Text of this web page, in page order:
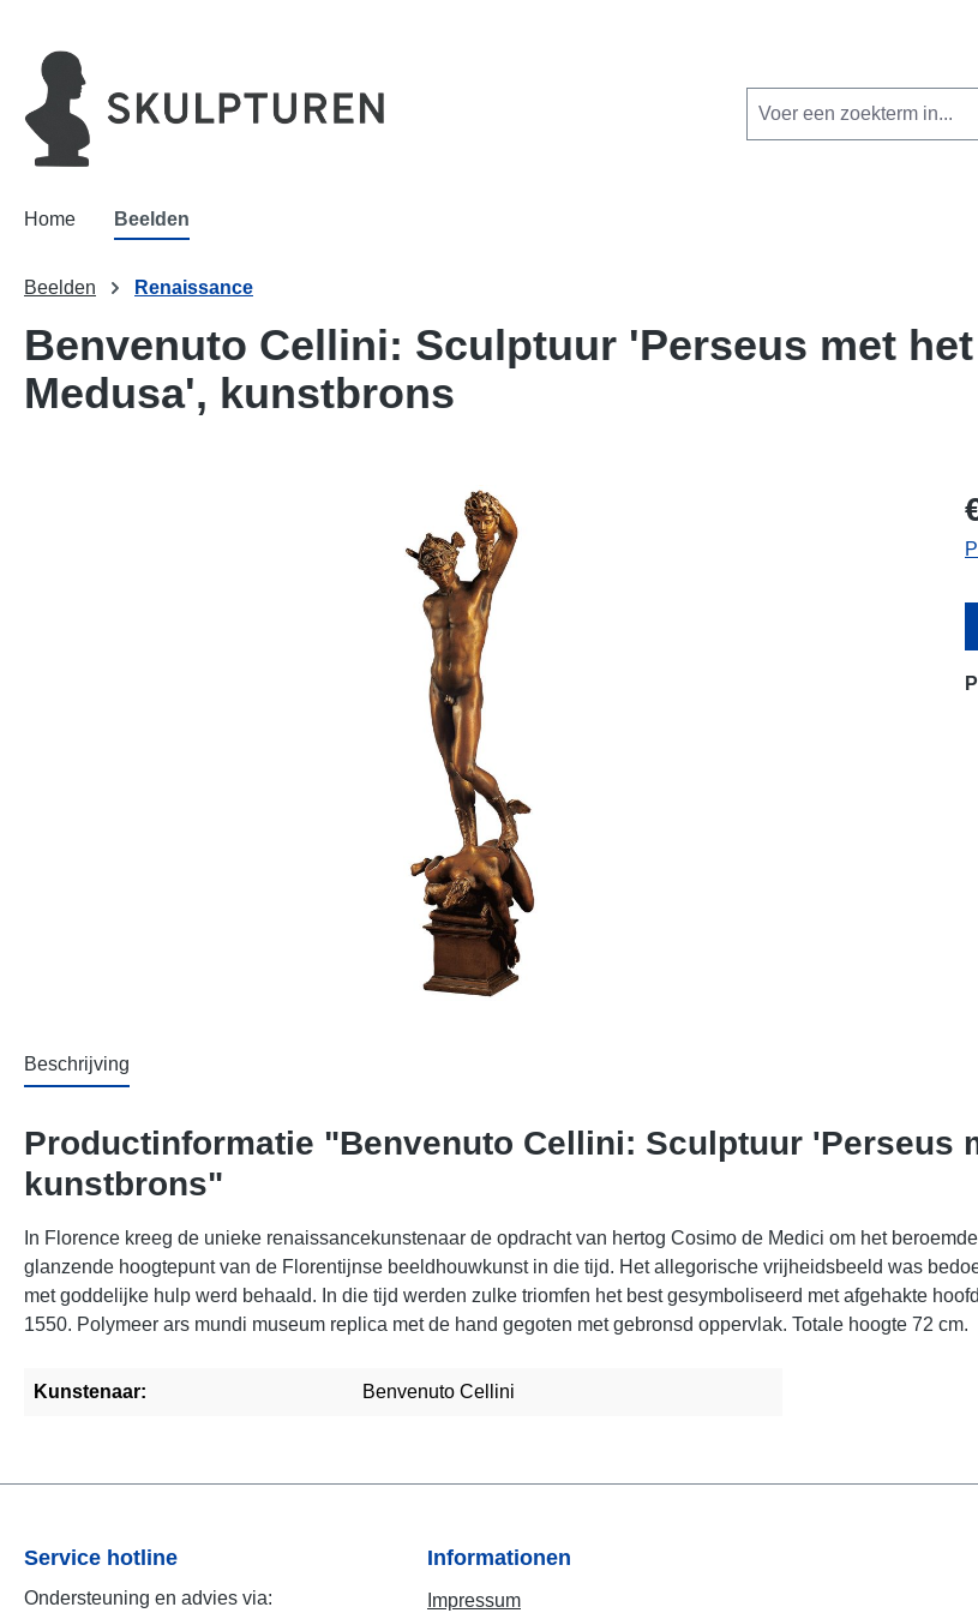
Home Beelden
Beelden Renaissance
Benvenuto Cellini: Sculptuur 'Perseus met
Medusa', kunstbrons
Beschrijving
Productinformatie "Benvenuto Cellini: Sculptuur 'Perseus
kunstbrons"
In Florence kreeg de unieke renaissancekunstenaar de opdracht van hertog Cosimo de Medici om het
glanzende hoogtepunt van de Florentijnse beeldhouwkunst in die tijd. Het allegorische vrijheidsbeeld was
met goddelijke hulp werd behaald. In die tijd werden zulke triomfen het best gesymboliseerd met afgehakte
1550. Polymeer ars mundi museum replica met de hand gegoten met gebronsd oppervlak. Totale hoogte 72 cm.
Kunstenaar: Benvenuto Cellini
Service hotline
Ondersteuning en advies via:
Informationen
Impressum